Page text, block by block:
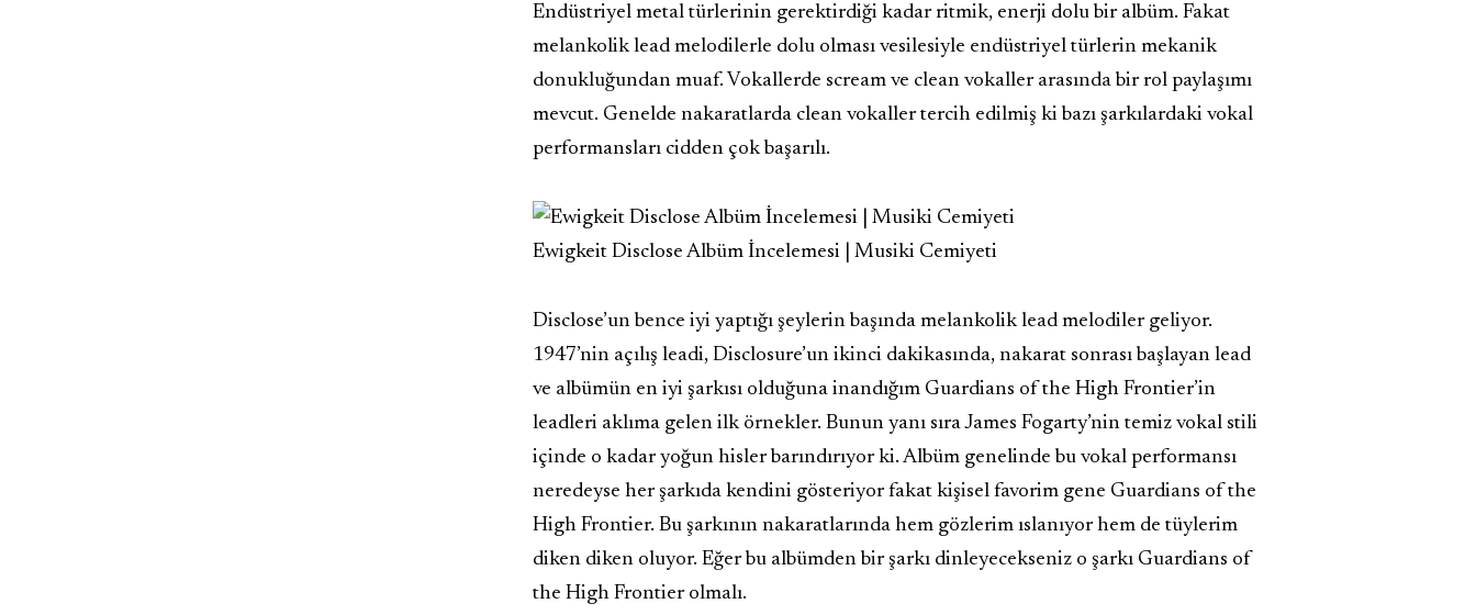
Endüstriyel metal türlerinin gerektirdiği kadar ritmik, enerji dolu bir albüm. Fakat
melankolik lead melodilerle dolu olması vesilesiyle endüstriyel türlerin mekanik
donukluğundan muaf. Vokallerde scream ve clean vokaller arasında bir rol paylaşımı
mevcut. Genelde nakaratlarda clean vokaller tercih edilmiş ki bazı şarkılardaki vokal
performansları cidden çok başarılı.
Ewigkeit Disclose Albüm İncelemesi | Musiki Cemiyeti
Disclose’un bence iyi yaptığı şeylerin başında melankolik lead melodiler geliyor.
1947’nin açılış leadi, Disclosure’un ikinci dakikasında, nakarat sonrası başlayan lead
ve albümün en iyi şarkısı olduğuna inandığım Guardians of the High Frontier’in
leadleri aklıma gelen ilk örnekler. Bunun yanı sıra James Fogarty’nin temiz vokal stili
içinde o kadar yoğun hisler barındırıyor ki. Albüm genelinde bu vokal performansı
neredeyse her şarkıda kendini gösteriyor fakat kişisel favorim gene Guardians of the
High Frontier. Bu şarkının nakaratlarında hem gözlerim ıslanıyor hem de tüylerim
diken diken oluyor. Eğer bu albümden bir şarkı dinleyecekseniz o şarkı Guardians of
the High Frontier olmalı.